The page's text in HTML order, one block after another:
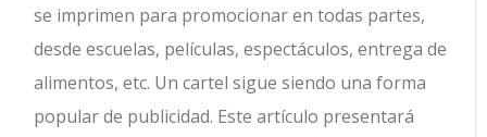
se imprimen para promocionar en todas partes,
desde escuelas, películas, espectáculos, entrega de
alimentos, etc. Un cartel sigue siendo una forma
popular de publicidad. Este artículo presentará